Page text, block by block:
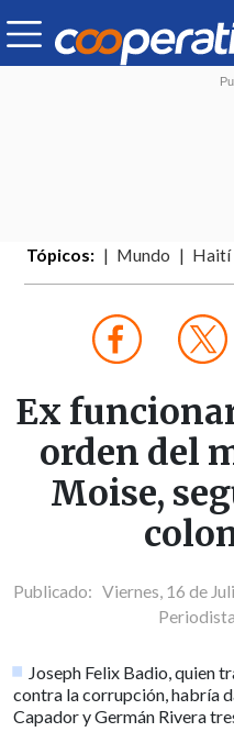
Tópicos: Mundo Haití
Ex
orden del
Moise,
Publicado: Viernes, 16 de
Joseph Felix Badio, quien
contra la corrupción, habría
Capador y Germán Rivera